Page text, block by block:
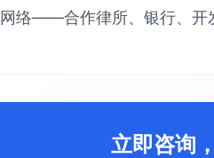
络​​——合作律所、银行、开
立即咨询